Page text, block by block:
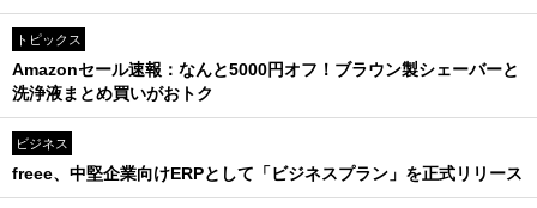
トピックス
Amazonセール速報：なんと5000円オフ！ブラウン製シェーバーと
洗浄液まとめ買いがおトク
ビジネス
freee、中堅企業向けERPとして「ビジネスプラン」を正式リリース